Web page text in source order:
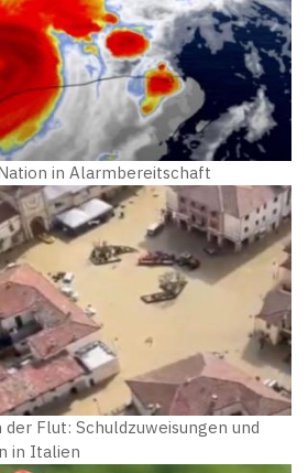
in Alarmbereitschaft
Flut: Schuldzuweisungen und
in Italien